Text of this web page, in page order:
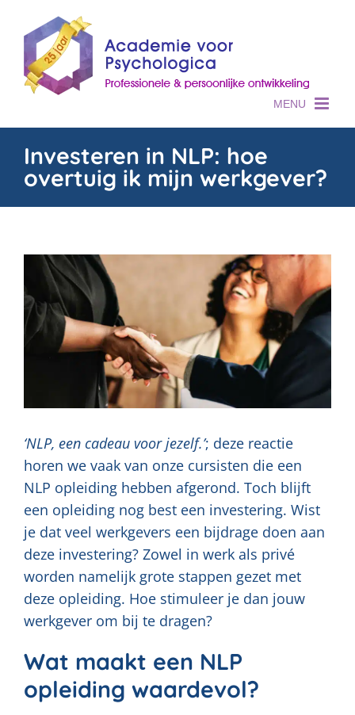
content
Investeren in NLP: hoe
overtuig ik mijn werkgever?
‘NLP, een cadeau voor jezelf.’; deze reactie
horen we vaak van onze cursisten die een
NLP opleiding hebben afgerond. Toch blijft
een opleiding nog best een investering. Wist
je dat veel werkgevers een bijdrage doen aan
deze investering? Zowel in werk als privé
worden namelijk grote stappen gezet met
deze opleiding. Hoe stimuleer je dan jouw
werkgever om bij te dragen?
Wat maakt een NLP
opleiding waardevol?